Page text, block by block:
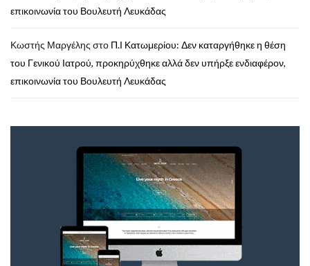
επικοινωνία του Βουλευτή Λευκάδας
Κωστής Μαργέλης στο Π.Ι Κατωμερίου: Δεν καταργήθηκε η θέση
του Γενικού Ιατρού, προκηρύχθηκε αλλά δεν υπήρξε ενδιαφέρον,
επικοινωνία του Βουλευτή Λευκάδας